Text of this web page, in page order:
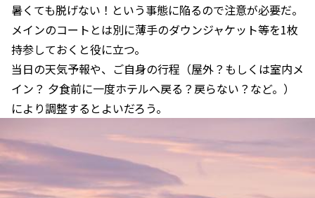
暑くても脱げない！という事態に陥るので注意が必要だ。
メインのコートとは別に薄手のダウンジャケット等を1枚
持参しておくと役に立つ。
当日の天気予報や、ご自身の行程（屋外？もしくは室内メ
イン？ 夕食前に一度ホテルへ戻る？戻らない？など。）
により調整するとよいだろう。